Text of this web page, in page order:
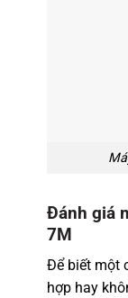
Đánh giá
7M
Để biết một
hợp hay